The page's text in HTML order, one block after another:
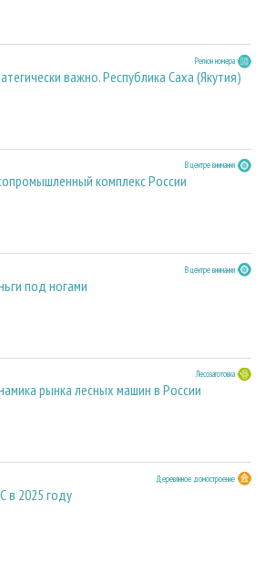
Регион номера
важно. Республика Саха (Якутия)
В центре внимания
комплекс России
В центре внимания
под ногами
Лесозаготовка
рынка лесных машин в России
Деревянное домостроение
в 2025 году